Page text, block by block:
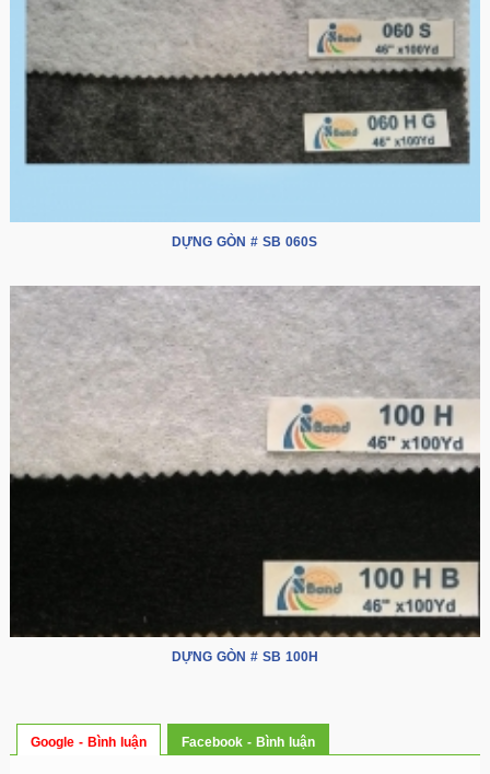
DỰNG GÒN # SB 060S
DỰNG GÒN # SB 100H
Google - Bình luận Facebook - Bình luận